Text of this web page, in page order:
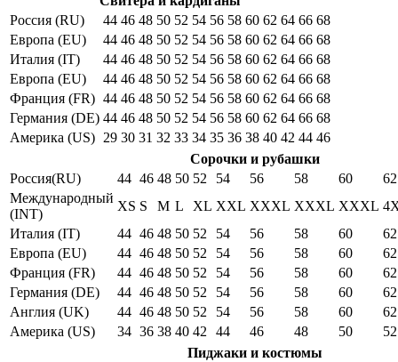
Россия (RU)
44 46 48 50 52 54 56 58 60 62 64 66 68
Европа (EU)
44 46 48 50 52 54 56 58 60 62 64 66 68
Италия (IT)
44 46 48 50 52 54 56 58 60 62 64 66 68
Европа (EU)
44 46 48 50 52 54 56 58 60 62 64 66 68
Франция (FR) 44 46 48 50 52 54 56 58 60 62 64 66 68
Германия (DE) 44 46 48 50 52 54 56 58 60 62 64 66 68
Америка (US) 29 30 31 32 33 34 35 36 38 40 42 44 46
Сорочки и рубашки
Россия(RU)
44 46 48 50 52 54 56 58 60
62
Международный
(INT)
XS S M L XL XXL XXXL XXXL XXXL
Италия (IT)
44 46 48 50 52 54 56 58 60
62
Европа (EU)
44 46 48 50 52 54 56 58 60
62
Франция (FR)
44 46 48 50 52 54 56 58 60
62
Германия (DE)
44 46 48 50 52 54 56 58 60
62
Англия (UK)
44 46 48 50 52 54 56 58 60
62
Америка (US)
34 36 38 40 42 44 46 48 50
52
Пиджаки и костюмы